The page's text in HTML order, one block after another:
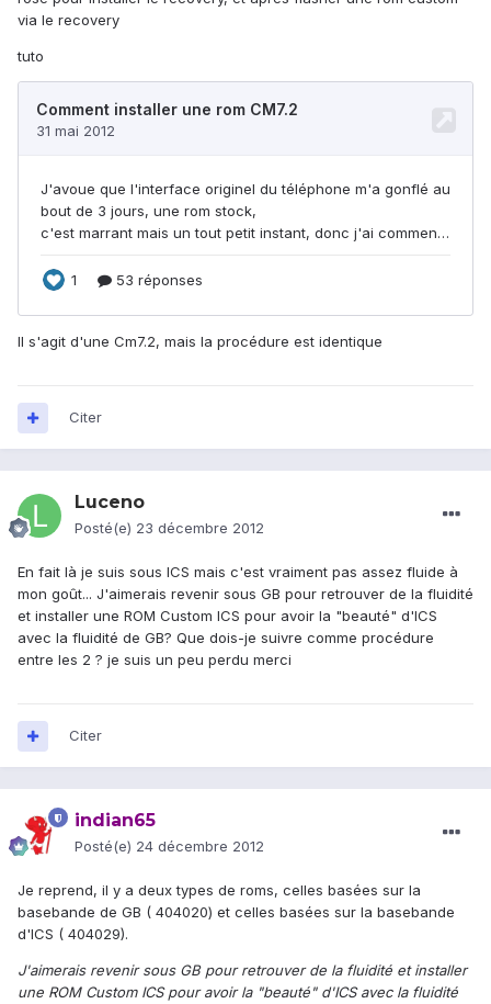
via le recovery
tuto
Il s'agit d'une Cm7.2, mais la procédure est identique
Citer
Luceno
Posté(e) 23 décembre 2012
En fait là je suis sous ICS mais c'est vraiment pas assez fluide à
mon goût... J'aimerais revenir sous GB pour retrouver de la fluidité
et installer une ROM Custom ICS pour avoir la "beauté" d'ICS
avec la fluidité de GB? Que dois-je suivre comme procédure
entre les 2 ? je suis un peu perdu merci
Citer
indian65
Posté(e) 24 décembre 2012
Je reprend, il y a deux types de roms, celles basées sur la
basebande de GB ( 404020) et celles basées sur la basebande
d'ICS ( 404029).
J'aimerais revenir sous GB pour retrouver de la fluidité et installer
une ROM Custom ICS pour avoir la "beauté" d'ICS avec la fluidité